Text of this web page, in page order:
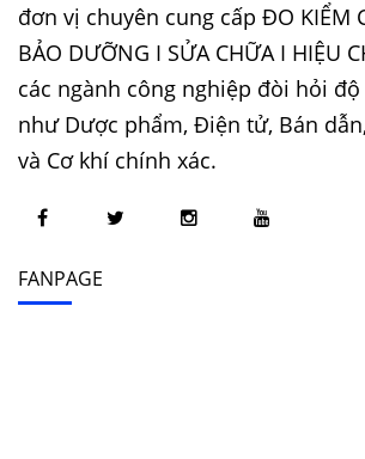
đơn vị chuyên cung cấp ĐO KIỂM
BẢO DƯỠNG I SỬA CHỮA I HIỆU
các ngành công nghiệp đòi hỏi
như Dược phẩm, Điện tử, Bán
và Cơ khí chính xác.
FANPAGE